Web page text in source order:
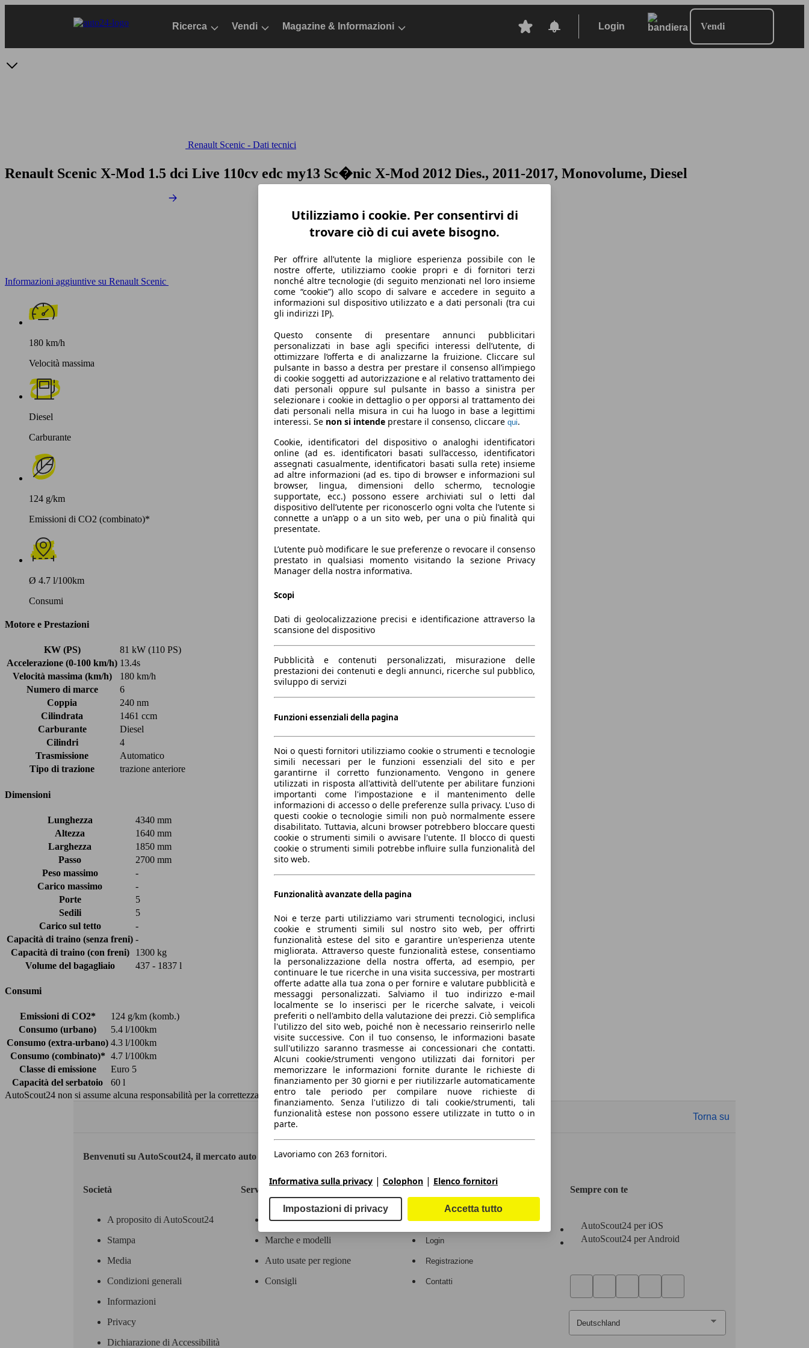
Ricerca Vendi Magazine & Informazioni Login Vendi
Renault Scenic - Dati tecnici
Renault Scenic X-Mod 1.5 dci Live 110cv edc my13 Sc�nic X-Mod 2012 Dies., 2011-2017, Monovolume, Diesel
Informazioni aggiuntive su Renault Scenic
180 km/h
Velocità massima
Diesel
Carburante
124 g/km
Emissioni di CO2 (combinato)*
Ø 4.7 l/100km
Consumi
Motore e Prestazioni
KW (PS)
81 kW (110 PS)
Accelerazione (0-100 km/h) 13.4s
Velocità massima (km/h)
180 km/h
Numero di marce
6
Coppia
240 nm
Cilindrata
1461 ccm
Carburante
Diesel
Cilindri
4
Trasmissione
Automatico
Tipo di trazione
trazione anteriore
Dimensioni
Lunghezza
4340 mm
Altezza
1640 mm
Larghezza
1850 mm
Passo
2700 mm
Peso massimo
-
Carico massimo
-
Porte
5
Sedili
5
Carico sul tetto
-
Capacità di traino (senza freni) -
Capacità di traino (con freni)
1300 kg
Volume del bagagliaio
437 - 1837 l
Consumi
Emissioni di CO2*
124 g/km (komb.)
Consumo (urbano)
5.4 l/100km
Consumo (extra-urbano) 4.3 l/100km
Consumo (combinato)* 4.7 l/100km
Classe di emissione
Euro 5
Capacità del serbatoio
60 l
AutoScout24 non si assume alcuna responsabilità per la correttezza dei dati.
Torna su
Benvenuti su AutoScout24, il mercato auto europeo.
Società
A proposito di AutoScout24
Stampa
Media
Condizioni generali
Informazioni
Privacy
Dichiarazione di Accessibilità
Servizi
Contatti
Marche e modelli
Auto usate per regione
Consigli
Area rivenditori
Servizi per i dealer
Login
Registrazione
Contatti
Sempre con te
AutoScout24 per iOS
AutoScout24 per Android
Utilizziamo i cookie. Per consentirvi di
trovare ciò di cui avete bisogno.
Per offrire all’utente la migliore esperienza possibile con le
nostre offerte, utilizziamo cookie propri e di fornitori terzi
nonché altre tecnologie (di seguito menzionati nel loro insieme
come “cookie”) allo scopo di salvare e accedere in seguito a
informazioni sul dispositivo utilizzato e a dati personali (tra cui
gli indirizzi IP).
Questo consente di presentare annunci pubblicitari
personalizzati in base agli specifici interessi dell’utente, di
ottimizzare l’offerta e di analizzarne la fruizione. Cliccare sul
pulsante in basso a destra per prestare il consenso all’impiego
di cookie soggetti ad autorizzazione e al relativo trattamento dei
dati personali oppure sul pulsante in basso a sinistra per
selezionare i cookie in dettaglio o per opporsi al trattamento dei
dati personali nella misura in cui ha luogo in base a legittimi
interessi. Se non si intende prestare il consenso, cliccare qui.
Cookie, identificatori del dispositivo o analoghi identificatori
online (ad es. identificatori basati sull’accesso, identificatori
assegnati casualmente, identificatori basati sulla rete) insieme
ad altre informazioni (ad es. tipo di browser e informazioni sul
browser, lingua, dimensioni dello schermo, tecnologie
supportate, ecc.) possono essere archiviati sul o letti dal
dispositivo dell’utente per riconoscerlo ogni volta che l’utente si
connette a un’app o a un sito web, per una o più finalità qui
presentate.
L’utente può modificare le sue preferenze o revocare il consenso
prestato in qualsiasi momento visitando la sezione Privacy
Manager della nostra informativa.
Scopi
Dati di geolocalizzazione precisi e identificazione attraverso la
scansione del dispositivo
Pubblicità e contenuti personalizzati, misurazione delle
prestazioni dei contenuti e degli annunci, ricerche sul pubblico,
sviluppo di servizi
Funzioni essenziali della pagina
Noi o questi fornitori utilizziamo cookie o strumenti e tecnologie
simili necessari per le funzioni essenziali del sito e per
garantirne il corretto funzionamento. Vengono in genere
utilizzati in risposta all'attività dell'utente per abilitare funzioni
importanti come l'impostazione e il mantenimento delle
informazioni di accesso o delle preferenze sulla privacy. L'uso di
questi cookie o tecnologie simili non può normalmente essere
disabilitato. Tuttavia, alcuni browser potrebbero bloccare questi
cookie o strumenti simili o avvisare l'utente. Il blocco di questi
cookie o strumenti simili potrebbe influire sulla funzionalità del
sito web.
Funzionalità avanzate della pagina
Noi e terze parti utilizziamo vari strumenti tecnologici, inclusi
cookie e strumenti simili sul nostro sito web, per offrirti
funzionalità estese del sito e garantire un'esperienza utente
migliorata. Attraverso queste funzionalità estese, consentiamo
la personalizzazione della nostra offerta, ad esempio, per
continuare le tue ricerche in una visita successiva, per mostrarti
offerte adatte alla tua zona o per fornire e valutare pubblicità e
messaggi personalizzati. Salviamo il tuo indirizzo e-mail
localmente se lo inserisci per le ricerche salvate, i veicoli
preferiti o nell'ambito della valutazione dei prezzi. Ciò semplifica
l'utilizzo del sito web, poiché non è necessario reinserirlo nelle
visite successive. Con il tuo consenso, le informazioni basate
sull'utilizzo saranno trasmesse ai concessionari che contatti.
Alcuni cookie/strumenti vengono utilizzati dai fornitori per
memorizzare le informazioni fornite durante le richieste di
finanziamento per 30 giorni e per riutilizzarle automaticamente
entro tale periodo per compilare nuove richieste di
finanziamento. Senza l'utilizzo di tali cookie/strumenti, tali
funzionalità estese non possono essere utilizzate in tutto o in
parte.
Lavoriamo con 263 fornitori.
Informativa sulla privacy | Colophon | Elenco fornitori
Impostazioni di privacy Accetta tutto